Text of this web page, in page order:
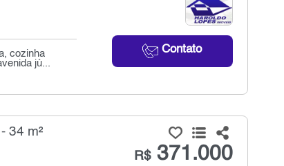
Contato
cozinha
jú...
34 m²
R$371.000